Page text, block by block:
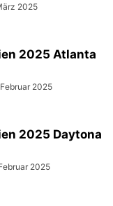
2025
2025 Atlanta
2025
2025 Daytona
2025